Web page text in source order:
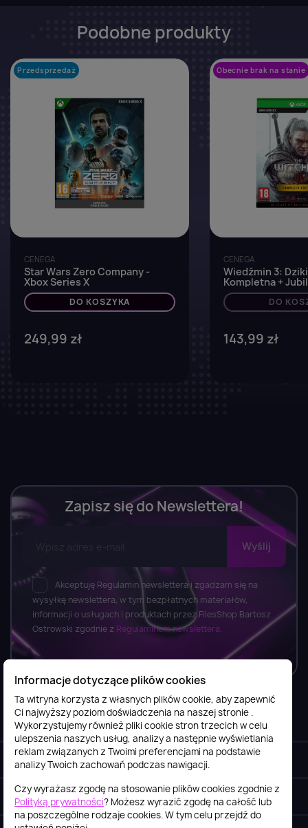
Podobne produkty
Przedsprzedaż
CENEGA
Star Wars Zero Company -
Xbox Series X
DO KOSZYKA
249,99 zł
Obecnie brak na stanie
CENEGA
Wiedźmin 3:
Kompletna +
Steelbook - Xbox
DO
143,99 zł
Zapisz się do Newslettera!
Akceptuję Regulamin newslettera i zgadzam się na
wysyłkę newslettera, w tym bezpłatnych materiałów,
informacji o usługach i produktach przez FilesShop Bartosz
Ostrowski zgodnie z Regulaminem newslettera.
Informacje
Obsługa klienta
Szybki kontakt keyboard_arrow_down
Informacje dotyczące plików cookies
Ta witryna korzysta z własnych plików cookie, aby zapewnić
Ci najwyższy poziom doświadczenia na naszej stronie .
Wykorzystujemy również pliki cookie stron trzecich w celu
ulepszenia naszych usług, analizy a następnie wyświetlania
reklam związanych z Twoimi preferencjami na podstawie
analizy Twoich zachowań podczas nawigacji.
Czy wyrażasz zgodę na stosowanie plików cookies zgodnie z
Polityką prywatności? Możesz wyrazić zgodę na całość lub
na poszczególne rodzaje cookies. W tym celu przejdź do